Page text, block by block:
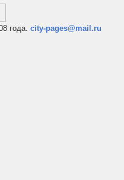
года. city-pages@mail.ru